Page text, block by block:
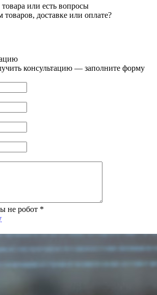
или есть вопросы
товаров, доставке или оплате?
консультацию — заполните форму
не робот *